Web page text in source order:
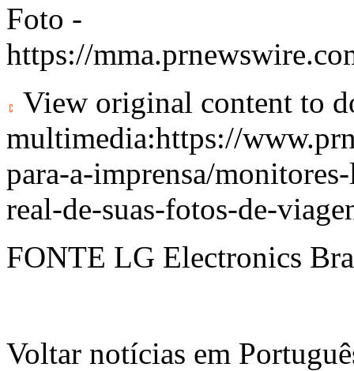
Foto -
https://
View original content to
multimedia:https://
para-a-imprensa/
real-de-suas-fotos-de-
FONTE LG Electronics
Voltar notícias em